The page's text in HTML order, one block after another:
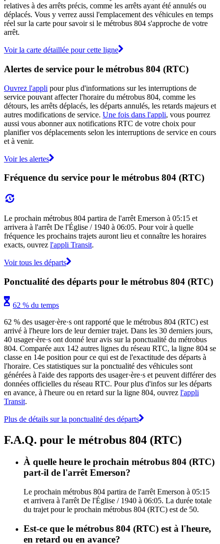
relatives à des arrêts précis, comme les arrêts ayant été annulés ou
déplacés. Vous y verrez aussi l'emplacement des véhicules en temps
réel sur la carte pour savoir si le métrobus 804 s'approche de votre
arrêt.
Voir la carte détaillée pour cette ligne
Alertes de service pour le métrobus 804 (RTC)
Ouvrez l'appli pour plus d'informations sur les interruptions de
service pouvant affecter l'horaire du métrobus 804, comme les
détours, les arrêts déplacés, les départs annulés, les retards majeurs et
autres modifications de service. Une fois dans l'appli, vous pourrez
aussi vous abonner aux notifications RTC de votre choix pour
planifier vos déplacements selon les interruptions de service en cours
et à venir.
Voir les alertes
Fréquence du service pour le métrobus 804 (RTC)
Le prochain métrobus 804 partira de l'arrêt Emerson à 05:15 et
arrivera à l'arrêt De l'Église / 1940 à 06:05. Pour voir à quelle
fréquence les prochains trajets auront lieu et connaître les horaires
exacts, ouvrez l'appli Transit.
Voir tous les départs
Ponctualité des départs pour le métrobus 804 (RTC)
62 % du temps
62 % des usager·ère·s ont rapporté que le métrobus 804 (RTC) est
arrivé à l'heure lors de leur dernier trajet. Dans les 30 derniers jours,
40 usager·ère·s ont donné leur avis sur la ponctualité du métrobus
804. Comparée aux 142 autres lignes du réseau RTC, la ligne 804 se
classe en 14e position pour ce qui est de l'exactitude des départs à
l'horaire. Ces statistiques sur la ponctualité des véhicules sont
générées à l'aide des rapports des usager·ère·s et peuvent différer des
données officielles du réseau RTC. Pour plus d'infos sur les départs
en avance, à l'heure ou en retard sur la ligne 804, ouvrez l'appli
Transit.
Plus de détails sur la ponctualité des départs
F.A.Q. pour le métrobus 804 (RTC)
À quelle heure le prochain métrobus 804 (RTC)
part-il de l'arrêt Emerson?
Le prochain métrobus 804 partira de l'arrêt Emerson à 05:15
et arrivera à l'arrêt De l'Église / 1940 à 06:05. La durée totale
du trajet pour le prochain métrobus 804 (RTC) est de 50.
Est-ce que le métrobus 804 (RTC) est à l'heure,
en retard ou en avance?